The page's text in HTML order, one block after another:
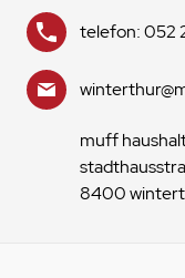
telefon: 052
muff
8400